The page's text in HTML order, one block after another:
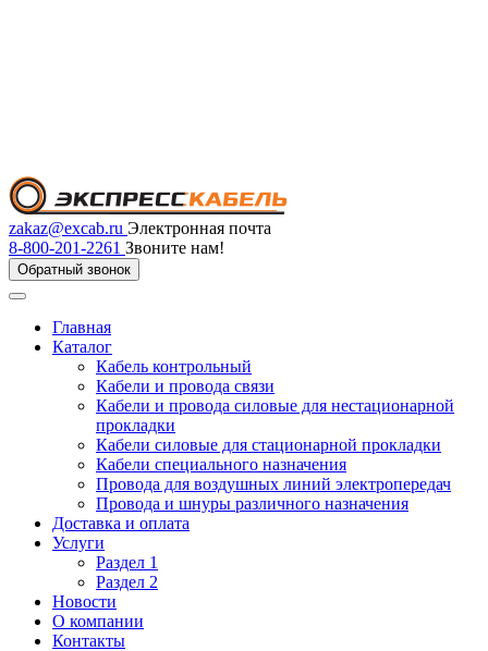
zakaz@excab.ru Электронная почта
8-800-201-2261 Звоните нам!
Обратный звонок
Главная
Каталог
Кабель контрольный
Кабели и провода связи
Кабели и провода силовые для нестационарной
прокладки
Кабели силовые для стационарной прокладки
Кабели специального назначения
Провода для воздушных линий электропередач
Провода и шнуры различного назначения
Доставка и оплата
Услуги
Раздел 1
Раздел 2
Новости
О компании
Контакты